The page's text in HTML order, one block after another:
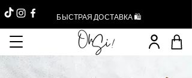
БЫСТРАЯ ДОСТАВКА 🛍️